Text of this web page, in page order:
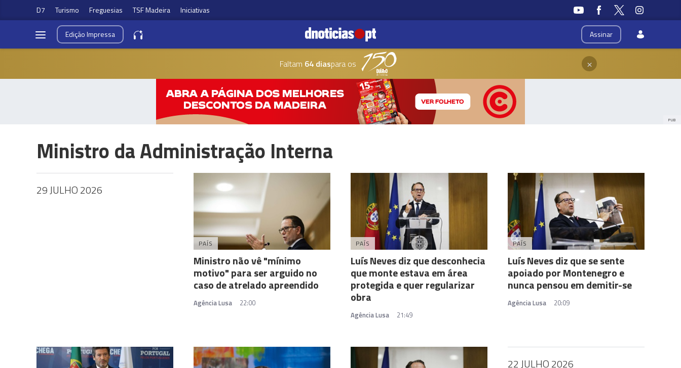
D7 Turismo Freguesias TSF Madeira Iniciativas
Assinar
EdiçãoImpressa
Faltam 64 diaspara os ×
PUB
Ministro da Administração Interna
29 JULHO 2026
PAÍS
Ministro não vê "mínimo
motivo" para ser arguido no
caso de atrelado apreendido
Agência Lusa 22:00
PAÍS
Luís Neves diz que desconhecia
que monte estava em área
protegida e quer regularizar
obra
Agência Lusa 21:49
PAÍS
Luís Neves diz que se sente
apoiado por Montenegro e
nunca pensou em demitir-se
Agência Lusa 20:09
22 JULHO 2026